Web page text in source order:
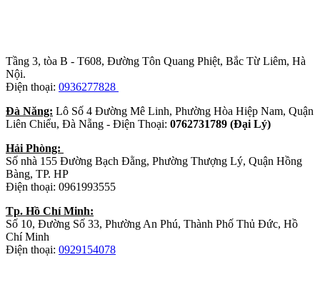
Tầng 3, tòa B - T608, Đường Tôn Quang Phiệt, Bắc Từ Liêm, Hà
Nội.
Điện thoại: 0936277828
Đà Năng: Lô Số 4 Đường Mê Linh, Phường Hòa Hiệp Nam, Quận
Liên Chiểu, Đà Nẵng - Điện Thoại: 0762731789 (Đại Lý)
Hải Phòng:
Số nhà 155 Đường Bạch Đằng, Phường Thượng Lý, Quận Hồng
Bàng, TP. HP
Điện thoại: 0961993555
Tp. Hồ Chí Minh:
Số 10, Đường Số 33, Phường An Phú, Thành Phố Thủ Đức, Hồ
Chí Minh
Điện thoại: 0929154078